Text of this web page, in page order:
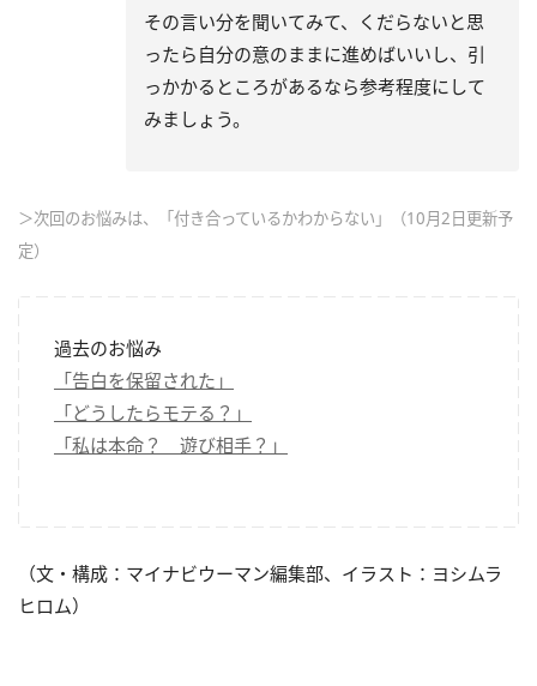
その言い分を聞いてみて、くだらないと思
ったら自分の意のままに進めばいいし、引
っかかるところがあるなら参考程度にして
みましょう。
＞次回のお悩みは、「付き合っているかわからない」（10月2日更新予
定）
過去のお悩み
「告白を保留された」
「どうしたらモテる？」
「私は本命？ 遊び相手？」
（文・構成：マイナビウーマン編集部、イラスト：ヨシムラ
ヒロム）